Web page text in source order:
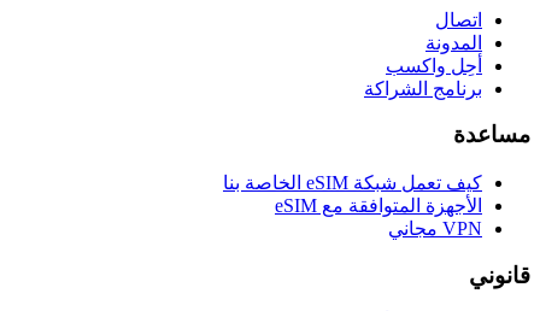
اتصال
المدونة
أحِل واكسب
برنامج الشراكة
مساعدة
كيف تعمل شبكة eSIM الخاصة بنا
الأجهزة المتوافقة مع eSIM
VPN مجاني
قانوني